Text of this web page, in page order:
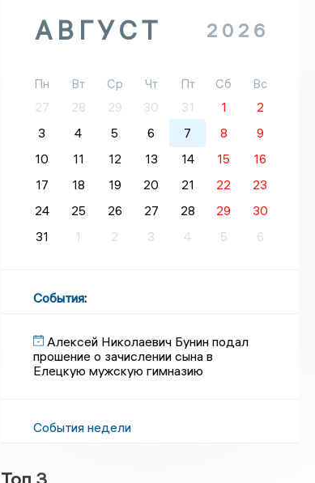
АВГУСТ 2026
Пн Вт Ср Чт Пт Сб
Вс
27
28 29 30 31 1
2
3
4 5 6 7 8
9
10
11 12 13 14 15
16
17
18 19 20 21 22
23
24
25 26 27 28 29
30
31
1 2 3 4 5 6
События:
Алексей Николаевич Бунин подал
прошение о зачислении сына в
Елецкую мужскую гимназию
События недели